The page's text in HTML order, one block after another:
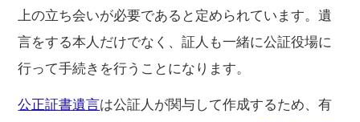
上の立ち会いが必要であると定められています。遺
言をする本人だけでなく、証人も一緒に公証役場に
行って手続きを行うことになります。
公正証書遺言は公証人が関与して作成するため、有